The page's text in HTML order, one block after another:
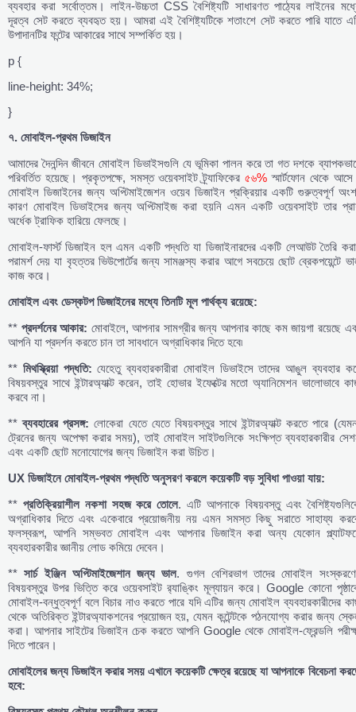
ব্যবহার করা সর্বোত্তম। লাইন-উচ্চতা CSS বৈশিষ্ট্যটি সাধারণত পাঠ্যের লাইনের
দূরত্ব সেট করতে ব্যবহৃত হয়। আমরা এই বৈশিষ্ট্যটিকে শতাংশে সেট করতে পারি যাতে
উপাদানটির ফন্টের আকারের সাথে সম্পর্কিত হয়।
p {
line-height: 34%;
}
৭. মোবাইল-প্রথমডিজাইন
আমাদের দৈনন্দিন জীবনে মোবাইল ডিভাইসগুলি যে ভূমিকা পালন করে তা গত দশকে
পরিবর্তিত হয়েছে। প্রকৃতপক্ষে, সমস্ত ওয়েবসাইট ট্র্যাফিকের৫৬% স্মার্টফোন থেকে
মোবাইল ডিজাইনের জন্য অপ্টিমাইজেশন ওয়েব ডিজাইন প্রক্রিয়ার একটি গুরুত্বপূর্ণ
কারণ মোবাইল ডিভাইসের জন্য অপ্টিমাইজ করা হয়নি এমন একটি ওয়েবসাইট তার
অর্ধেক ট্রাফিক হারিয়ে ফেলছে।
মোবাইল-ফার্স্ট ডিজাইন হল এমন একটি পদ্ধতি যা ডিজাইনারদের একটি লেআউট তৈরি
পরামর্শ দেয় যা বৃহত্তর ভিউপোর্টের জন্য সামঞ্জস্য করার আগে সবচেয়ে ছোট ব্রেকপয়েন্টে
কাজ করে।
মোবাইলএবং ডেস্কটপডিজাইনেরমধ্যে তিনটিমূলপার্থক্য রয়েছে:
** প্রদর্শনের আকার: মোবাইলে, আপনার সামগ্রীর জন্য আপনার কাছে কম জায়গা রয়েছে
আপনি যা প্রদর্শন করতে চান তা সাবধানে অগ্রাধিকার দিতে হবে৷
** মিথস্ক্রিয়া পদ্ধতি: যেহেতু ব্যবহারকারীরা মোবাইল ডিভাইসে তাদের আঙুল ব্যবহার
বিষয়বস্তুর সাথে ইন্টারঅ্যাক্ট করেন, তাই হোভার ইফেক্টের মতো অ্যানিমেশন ভালোভাবে
করবে না।
**ব্যবহারের প্রসঙ্গ: লোকেরা যেতে যেতে বিষয়বস্তুর সাথে ইন্টারঅ্যাক্ট করতে পারে
ট্রেনের জন্য অপেক্ষা করার সময়), তাই মোবাইল সাইটগুলিকে সংক্ষিপ্ত ব্যবহারকারীর
এবং একটি ছোট মনোযোগের জন্য ডিজাইন করা উচিত।
UX ডিজাইনেমোবাইল-প্রথমপদ্ধতিঅনুসরণকরলেকয়েকটিবড়সুবিধাপাওয়াযায়:
** প্রতিক্রিয়াশীল নকশা সহজকরেতোলে. এটি আপনাকে বিষয়বস্তু এবং
অগ্রাধিকার দিতে এবং একেবারে প্রয়োজনীয় নয় এমন সমস্ত কিছু সরাতে সাহায্য
ফলস্বরূপ, আপনি সম্ভবত মোবাইল এবং আপনার ডিজাইন করা অন্য যেকোন
ব্যবহারকারীর জ্ঞানীয় লোড কমিয়ে দেবেন।
**সার্চ ইঞ্জিন অপ্টিমাইজেশানজন্যভাল. গুগল বেশিরভাগ তাদের মোবাইল
বিষয়বস্তুর উপর ভিত্তি করে ওয়েবসাইট র‌্যাঙ্কিং মূল্যায়ন করে। Google কোনো
মোবাইল-বন্ধুত্বপূর্ণ বলে বিচার নাও করতে পারে যদি এটির জন্য মোবাইল ব্যবহারকারীদের
থেকে অতিরিক্ত ইন্টারঅ্যাকশনের প্রয়োজন হয়, যেমন কন্টেন্টকে পঠনযোগ্য করার জন্য
করা। আপনার সাইটের ডিজাইন চেক করতে আপনি Google থেকে মোবাইল-ফ্রেন্ডলি
দিতে পারেন।
মোবাইলেরজন্যডিজাইনকরারসময়এখানেকয়েকটিক্ষেত্ররয়েছেযাআপনাকে বিবেচনা
হবে: